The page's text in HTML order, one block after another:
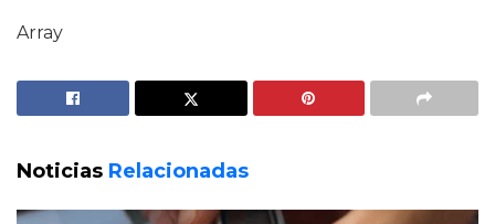
Array
Noticias Relacionadas